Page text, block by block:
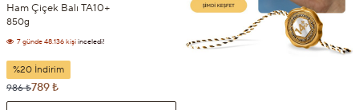
Ham Çiçek Balı TA10+
850g
7 günde
7 günde7.036 kişisepetine ekledi!
%20 İndirim
986 ₺789 ₺